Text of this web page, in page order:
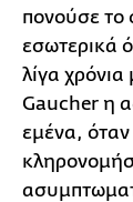
πονούσε το
εσωτερικά
λίγα
Gaucher η
εμένα,